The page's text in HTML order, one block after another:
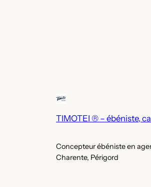
TIMOTEI ® – ébéniste,
Concepteur ébéniste en
Charente, Périgord